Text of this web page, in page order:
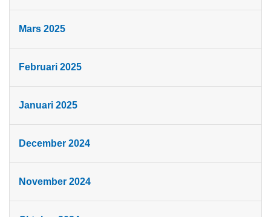
Mars 2025
Februari 2025
Januari 2025
December 2024
November 2024